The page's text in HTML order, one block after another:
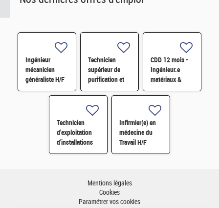
Ingénieur
mécanicien
généraliste H/F
Technicien
supérieur de
purification et
fabrication en
chaine blindée
H/F
CDD 12 mois -
Ingénieur.e
matériaux &
soudage H/F
Technicien
d'exploitation
d'installations
H/F
Infirmier(e) en
médecine du
Travail H/F
Mentions légales
Cookies
Paramétrer vos cookies